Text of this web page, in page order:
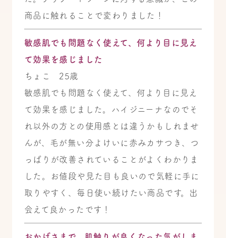
商品に触れることで変わりました！
敏感肌でも問題なく使えて、何より目に見え
て効果を感じました
ちょこ 25歳
敏感肌でも問題なく使えて、何より目に見え
て効果を感じました。ハイジニーナなのでそ
れ以外の方との使用感とは違うかもしれませ
んが、毛が無い分よけいに赤みカサつき、つ
っぱりが改善されていることがよくわかりま
した。お値段や見た目も良いので気軽に手に
取りやすく、毎日使い続けたい商品です。出
会えて良かったです！